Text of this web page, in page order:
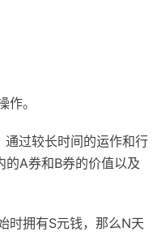
。
过较长时间的运作和行
A券和B券的价值以及
时拥有S元钱，那么N天